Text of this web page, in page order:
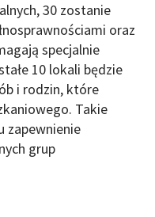
30 zostanie
oraz
specjalnie
10 lokali będzie
i rodzin, które
Takie
zapewnienie
grup